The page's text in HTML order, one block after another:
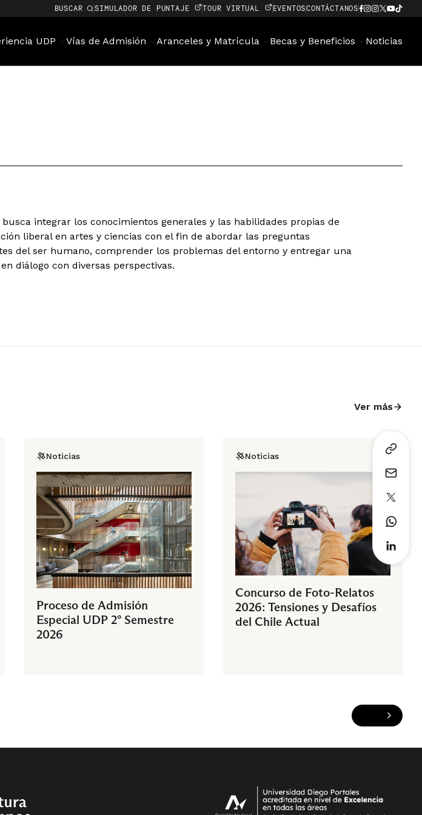
BUSCAR SIMULADOR DE PUNTAJE TOUR VIRTUAL EVENTOSCONTÁCTANOS
UDP Vías de Admisión Aranceles y Matrícula Becas y Beneficios Noticias
integrar los conocimientos generales y las habilidades propias de
liberal en artes y ciencias con el fin de abordar las preguntas
del ser humano, comprender los problemas del entorno y entregar una
diálogo con diversas perspectivas.
Ver más
Noticias
Proceso de Admisión
Especial UDP 2° Semestre
2026
Noticias
Concurso de Foto-Relatos
2026: Tensiones y Desafíos
del Chile Actual